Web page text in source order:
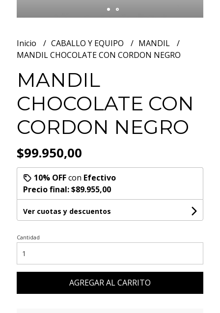
Inicio CABALLO Y EQUIPO
MANDIL
MANDIL CHOCOLATE CON CORDON NEGRO
MANDIL
CHOCOLATE CON
CORDON NEGRO
$99.950,00
10% OFFcon Efectivo
Precio final:$89.955,00
Ver cuotas y descuentos
Cantidad
AGREGAR AL CARRITO